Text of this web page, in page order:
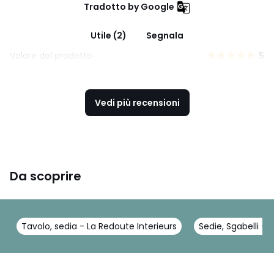
Tradotto by Google
Utile (2)
Segnala
Valore del prodotto
5
Vedi più recensioni
Da scoprire
Tavolo, sedia - La Redoute Interieurs Sedie, Sgabelli -